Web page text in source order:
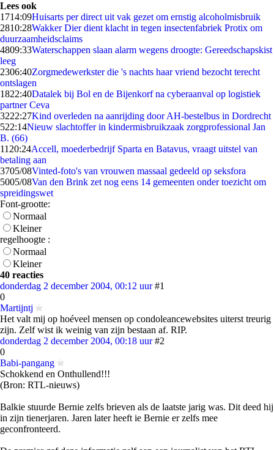
Lees ook
1714:09Huisarts per direct uit vak gezet om ernstig alcoholmisbruik
2810:28Wakker Dier dient klacht in tegen insectenfabriek Protix om
duurzaamheidsclaims
4809:33Waterschappen slaan alarm wegens droogte: Gereedschapskist
leeg
2306:40Zorgmedewerkster die 's nachts haar vriend bezocht terecht
ontslagen
1822:40Datalek bij Bol en de Bijenkorf na cyberaanval op logistiek
partner Ceva
3222:27Kind overleden na aanrijding door AH-bestelbus in Dordrecht
522:14Nieuw slachtoffer in kindermisbruikzaak zorgprofessional Jan
B. (66)
11 20:24Accell, moederbedrijf Sparta en Batavus, vraagt uitstel van
betaling aan
3705/08Vinted-foto's van vrouwen massaal gedeeld op seksfora
5005/08Van den Brink zet nog eens 14 gemeenten onder toezicht om
spreidingswet
Font-grootte:
Normaal
Kleiner
regelhoogte :
Normaal
Kleiner
40 reacties
donderdag 2 december 2004, 00:12 uur #1
0
Martijntj
Het valt mij op hoéveel mensen op condoleancewebsites uiterst treurig
zijn. Zelf wist ik weinig van zijn bestaan af. RIP.
donderdag 2 december 2004, 00:18 uur #2
0
Babi-pangang
Schokkend en Onthullend!!!
(Bron: RTL-nieuws)
Balkie stuurde Bernie zelfs brieven als de laatste jarig was. Dit deed hij
in zijn tienerjaren. Jaren later heeft ie Bernie er zelfs mee
geconfronteerd.